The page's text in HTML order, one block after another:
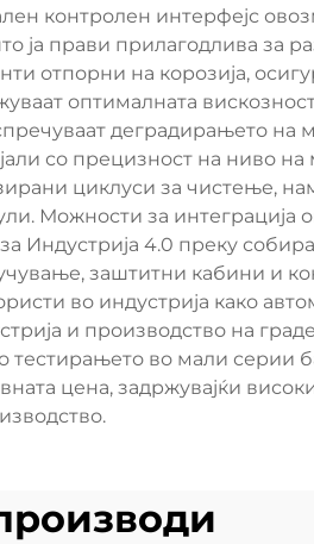
контролен интерфејс
прави прилагодлива за
отпорни на корозија,
оптималната
деградирањето на
со прецизност на ниво
циклуси за чистење,
Можности за интеграција
Индустрија 4.0 преку
заштитни кабини и
во индустрија како
и производство на
тестирањето во мали серии
цена, задржувајќи